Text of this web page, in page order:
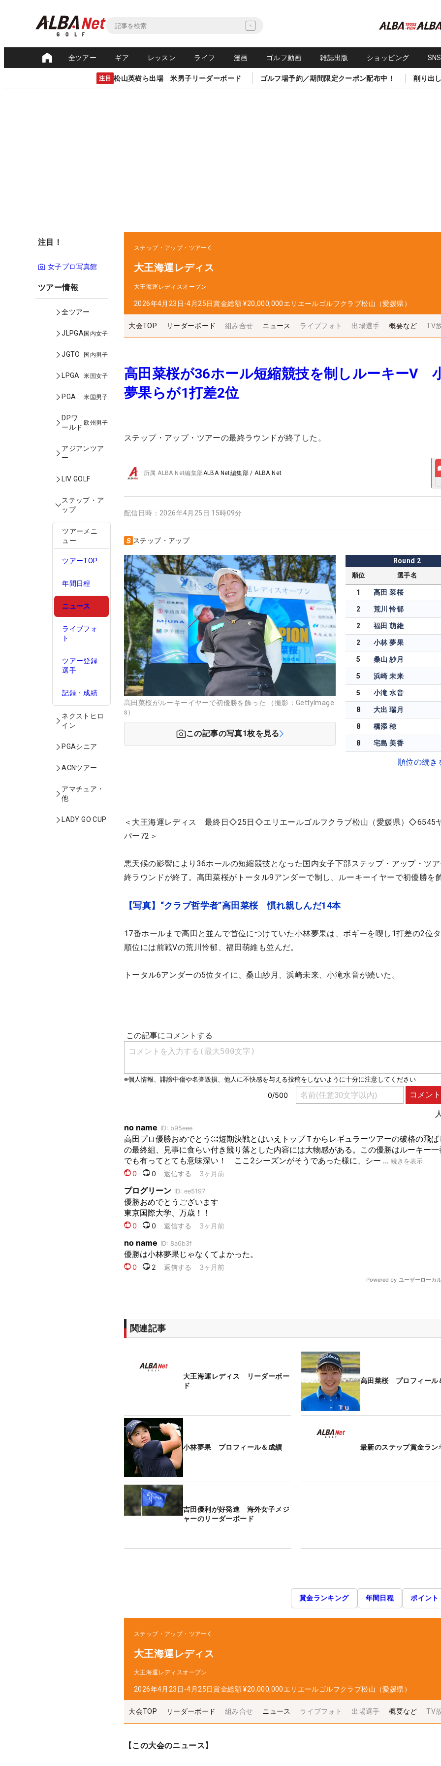
全ツアー ギア レッスン ライフ 漫画 ゴルフ動画 雑誌出版 ショッピング
注目 松山英樹ら出場 米男子リーダーボード ゴルフ場予約／期間限定クーポン配布中！ 削り出
注目！
女子プロ写真館
ツアー情報
全ツアー
JLPGA国内女子
JGTO 国内男子
LPGA 米国女子
PGA 米国男子
DPワ
ールド
欧州男子
アジアンツア
ー
LIV GOLF
ステップ・ア
ップ
ツアーメニ
ュー
ツアーTOP
年間日程
ニュース
ライブフォ
ト
ツアー登録
選手
記録・成績
ネクストヒロ
イン
PGAシニア
ACNツアー
アマチュア・
他
LADY GO CUP
ステップ・アップ・ツアー
大王海運レディス
大王海運レディスオープン
2026年4月23日-4月25日賞金総額 ¥20,000,000エリエールゴルフクラブ松山（愛媛県）
大会TOP リーダーボード 組み合せ ニュース ライブフォト 出場選手 概要など TV
高田菜桜が36ホール短縮競技を制しルーキーV
夢果らが1打差2位
ステップ・アップ・ツアーの最終ラウンドが終了した。
所属ALBA Net編集部ALBA Net編集部 /ALBA Net
配信日時： 2026年4月25日 15時09分
ステップ・アップ
高田菜桜がルーキーイヤーで初優勝を飾った （撮影：GettyImage
s）
この記事の写真1枚を見る
Round 2
順位 選手名
1 高田 菜桜
2 荒川 怜郁
2 福田 萌維
2 小林 夢果
5 桑山 紗月
5 浜崎 未来
5 小滝 水音
8 大出 瑞月
8 橋添 穂
8 宅島 美香
順位の続き
＜大王海運レディス 最終日◇25日◇エリエールゴルフクラブ松山（愛媛県）◇6545
パー72＞
悪天候の影響により36ホールの短縮競技となった国内女子下部ステップ・アップ・ツ
終ラウンドが終了。高田菜桜がトータル9アンダーで制し、ルーキーイヤーで初優勝を
【写真】“クラブ哲学者”高田菜桜 慣れ親しんだ14本
17番ホールまで高田と並んで首位につけていた小林夢果は、ボギーを喫し1打差の2位
順位には前戦Vの荒川怜郁、福田萌維も並んだ。
トータル6アンダーの5位タイに、桑山紗月、浜崎未来、小滝水音が続いた。
関連記事
大王海運レディス リーダーボー
ド
高田菜桜 プロフィール
小林夢果 プロフィール＆成績 最新のステップ賞金ラン
吉田優利が好発進 海外女子メジ
ャーのリーダーボード
賞金ランキング 年間日程 ポイント
ステップ・アップ・ツアー
大王海運レディス
大王海運レディスオープン
2026年4月23日-4月25日賞金総額 ¥20,000,000エリエールゴルフクラブ松山（愛媛県）
大会TOP リーダーボード 組み合せ ニュース ライブフォト 出場選手 概要など TV
【この大会のニュース】